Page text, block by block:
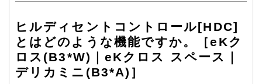
ヒルディセントコントロール[HDC]
とはどのような機能ですか。［eKク
ロス(B3*W)｜eKクロス スペース｜
デリカミニ(B3*A)］